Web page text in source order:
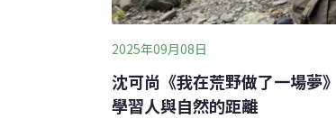
2025年09月08日
沈可尚《我在荒野做了一場夢
學習人與自然的距離